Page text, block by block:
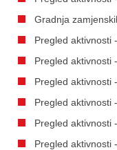
Gradnja
Pregled aktivnosti
Pregled aktivnosti
Pregled aktivnosti
Pregled aktivnosti
Pregled aktivnosti
Pregled aktivnosti